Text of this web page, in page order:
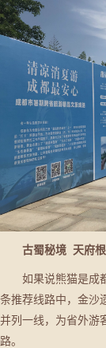
古蜀秘境 天府
如果说熊猫是成都
条推荐线路中，金沙
并列一线，为省外游
路。